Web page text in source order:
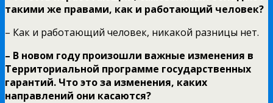
такими же правами, как и работающий человек?
– Как и работающий человек, никакой разницы нет.
– В новом году произошли важные изменения в
Территориальной программе государственных
гарантий. Что это за изменения, каких
направлений они касаются?